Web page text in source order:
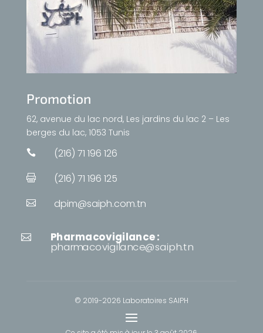
Promotion
62, avenue du lac nord, Les jardins du lac 2 – Les
berges du lac, 1053 Tunis
 (216) 71 196 126
 (216) 71 196 125
 dpim@saiph.com.tn
 Pharmacovigilance :
pharmacovigilance@saiph.tn
© 2019-2026 Laboratoires SAIPH